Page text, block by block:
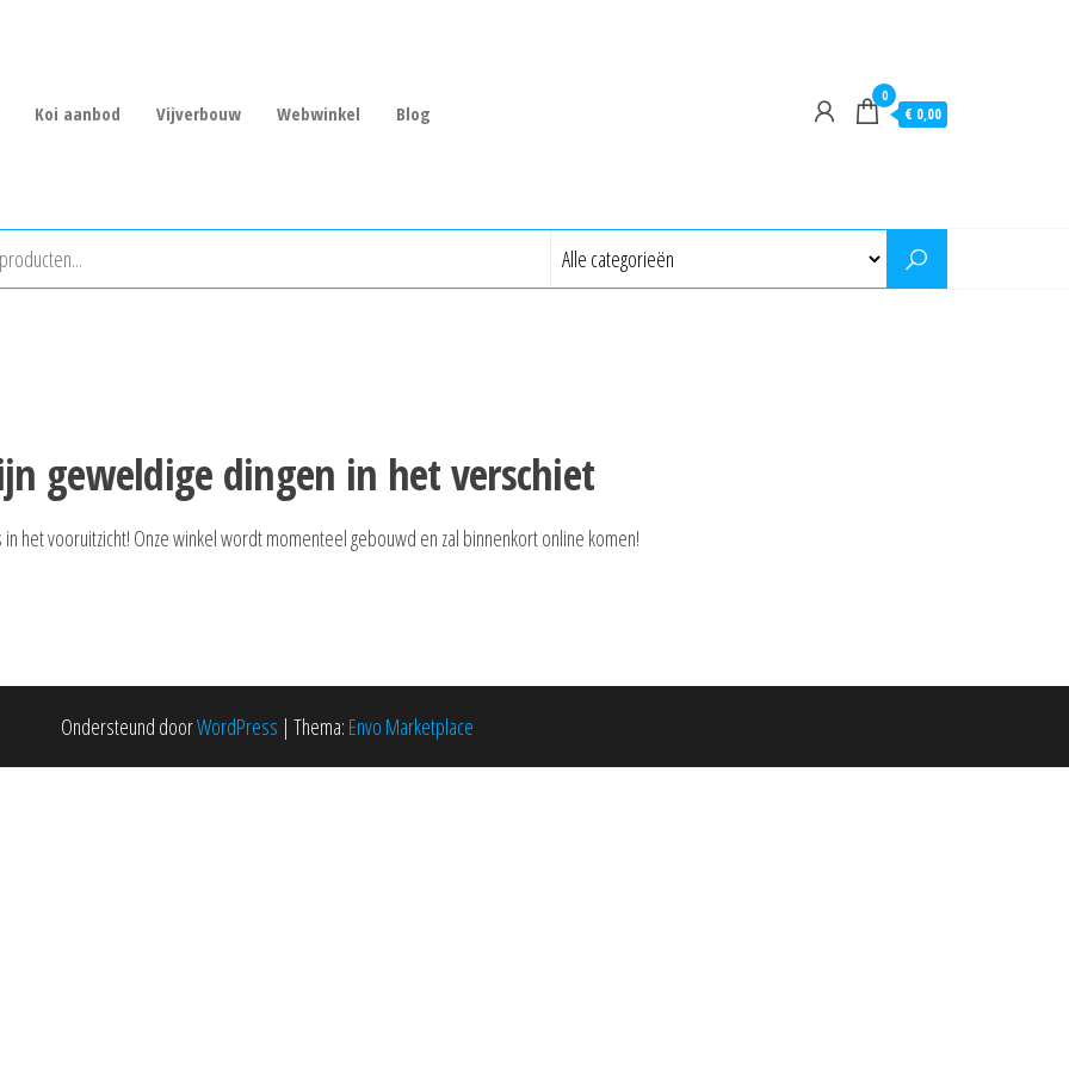
Koi aanbod Vijverbouw Webwinkel Blog
0
€ 0,00
geweldige dingen in het verschiet
het vooruitzicht! Onze winkel wordt momenteel gebouwd en zal binnenkort online komen!
Ondersteund doorWordPress | Thema: Envo Marketplace